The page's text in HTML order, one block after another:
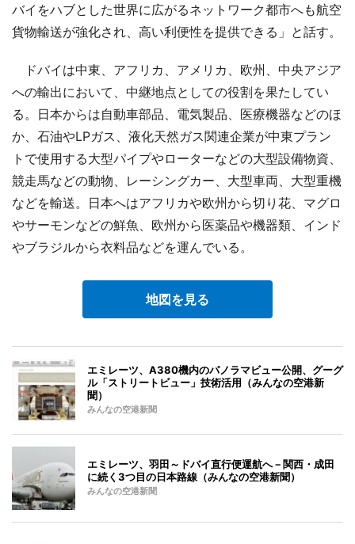
バイをハブとした世界に広がるネットワーク都市へも航空
貨物輸送が強化され、高い利便性を提供できる」と話す。
ドバイは中東、アフリカ、アメリカ、欧州、中央アジア
への輸出において、中継地点としての役割を果たしてい
る。日本からは自動車部品、電気製品、医療機器などのほ
か、石油やLPガス、液化天然ガス関連企業が中東プラン
トで使用する大型パイプやローターなどの大型設備物資、
競走馬などの動物、レーシングカー、大型車両、大型重機
などを輸送。日本へはアフリカや欧州から切り花、マグロ
やサーモンなどの鮮魚、欧州から医薬品や機器類、インド
やブラジルから衣料品などを運んでいる。
地図を見る
エミレーツ、A380機内のパノラマビュー公開、グーグ
ル「ストリートビュー」技術活用（みんなの空港新
聞）
みんなの空港新聞
エミレーツ、羽田～ドバイ直行便運航へ－関西・成田
に続く3つ目の日本路線（みんなの空港新聞）
みんなの空港新聞